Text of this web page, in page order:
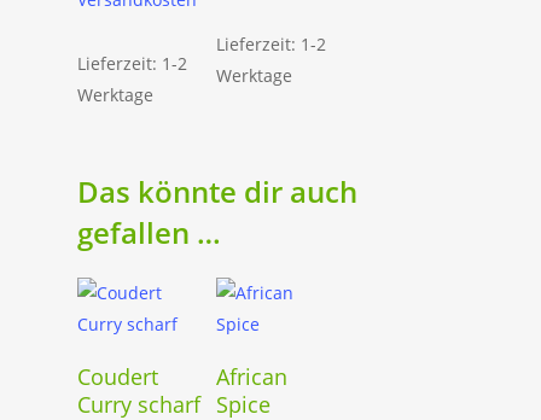
Lieferzeit: 1-2
Werktage
Lieferzeit: 1-2
Werktage
Das könnte dir auch
gefallen …
In Den
Warenkorb
Coudert
Curry scharf
Warenkorb
African
Spice